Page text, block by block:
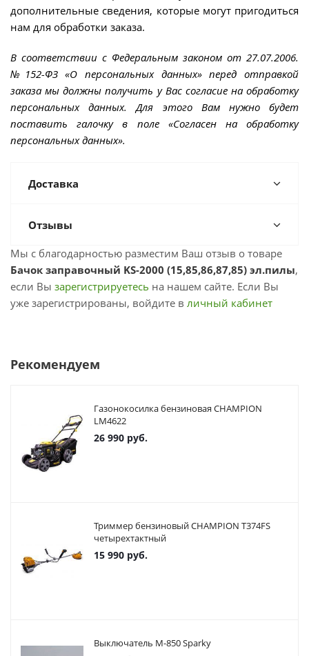
дополнительные сведения, которые могут пригодиться
нам для обработки заказа.
В соответствии с Федеральным законом от 27.07.2006.
№152-ФЗ «О персональных данных» перед отправкой
заказа мы должны получить у Вас согласие на обработку
персональных данных. Для этого Вам нужно будет
поставить галочку в поле «Согласен на обработку
персональных данных».
Доставка
Отзывы
Мы с благодарностью разместим Ваш отзыв о товаре
Бачок заправочный KS-2000 (15,85,86,87,85) эл.пилы,
если Вы зарегистрируетесь на нашем сайте. Если Вы
уже зарегистрированы, войдите в личный кабинет
Рекомендуем
Газонокосилка бензиновая CHAMPION
LM4622
26 990 руб.
Триммер бензиновый CHAMPION T374FS
четырехтактный
15 990 руб.
Выключатель М-850 Sparky